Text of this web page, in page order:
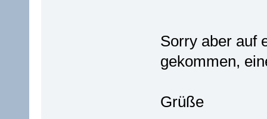
Sorry aber auf
gekommen,
Grüße